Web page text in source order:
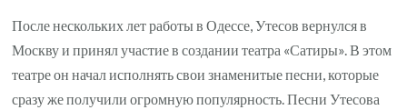
После нескольких лет работы в Одессе, Утесов вернулся в
Москву и принял участие в создании театра «Сатиры». В этом
театре он начал исполнять свои знаменитые песни, которые
сразу же получили огромную популярность. Песни Утесова